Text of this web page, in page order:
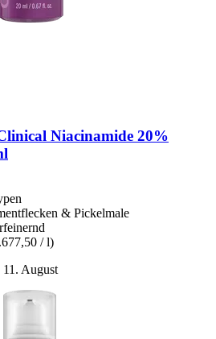
Niacinamide 20%
& Pickelmale
/ l)
August